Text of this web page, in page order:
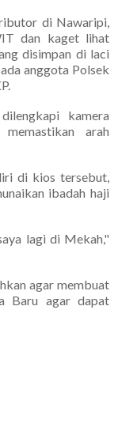
di Nawaripi,
dan kaget lihat
disimpan di laci
anggota Polsek
kamera
arah
di kios tersebut,
ibadah haji
lagi di Mekah,"
agar membuat
Baru agar dapat